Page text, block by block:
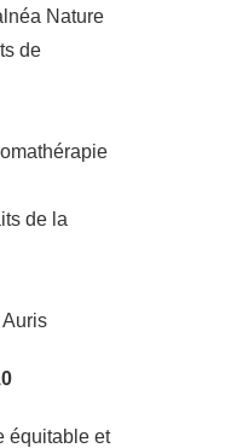
Nature
de
de la
équitable et